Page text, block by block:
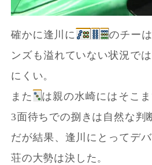
確かに逢川に
のチー
ンズも溢れていない状況で
にくい。
また
は親の水崎にはそこ
3面待ちでの捌きは自然な判
だが結果、逢川にとってデ
荘の大勢は決した。